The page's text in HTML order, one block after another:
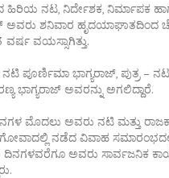
ಹಿರಿಯ ನಟ, ನಿರ್ದೇಶಕ, ನಿರ್ಮಾಪಕ
ಅವರು ಶನಿವಾರ ಹೃದಯಾಘಾತದಿಂದ
ವಯಸ್ಸಾಗಿತ್ತು.
ನಟಿ ಪೂರ್ಣಿಮಾ ಭಾಗ್ಯರಾಜ್, ಪುತ್ರ –
ಭಾಗ್ಯರಾಜ್ ಅವರನ್ನು ಅಗಲಿದ್ದಾರೆ.
ಮೊದಲು ಅವರು ನಟಿ ಮತ್ತು
ನಡೆದ ವಿವಾಹ
ಅವರು ಸಾರ್ವಜನಿಕ